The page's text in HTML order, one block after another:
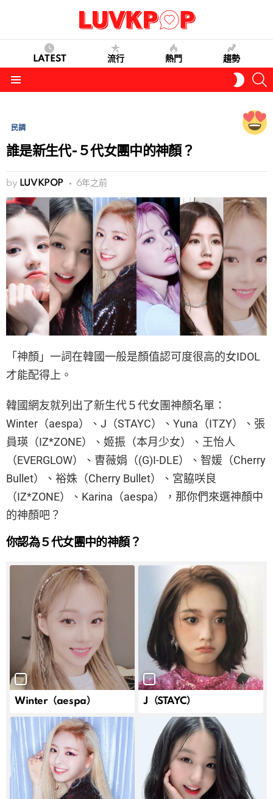
LATEST 流行 熱門 趨勢
SKIN
民調
誰是新生代-５代女團中的神顏？
by LUVKPOP 6年之前
「神顏」一詞在韓國一般是顏值認可度很高的女IDOL
才能配得上。
韓國網友就列出了新生代５代女團神顏名單：
Winter（aespa）、J（STAYC）、Yuna（ITZY）、張
員瑛（IZ*ZONE）、姬振（本月少女）、王怡人
（EVERGLOW）、曺薇娟（(G)I-DLE）、智媛（Cherry
Bullet）、裕姝（Cherry Bullet）、宮脇咲良
（IZ*ZONE）、Karina（aespa），那你們來選神顏中
的神顏吧？
你認為５代女團中的神顏？
Winter（aespa） J（STAYC）